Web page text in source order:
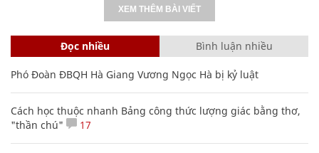
XEM THÊM BÀI VIẾT
Đọc nhiều Bình luận nhiều
Phó Đoàn ĐBQH Hà Giang Vương Ngọc Hà bị kỷ luật
Cách học thuộc nhanh Bảng công thức lượng giác bằng thơ,
"thần chú"
17